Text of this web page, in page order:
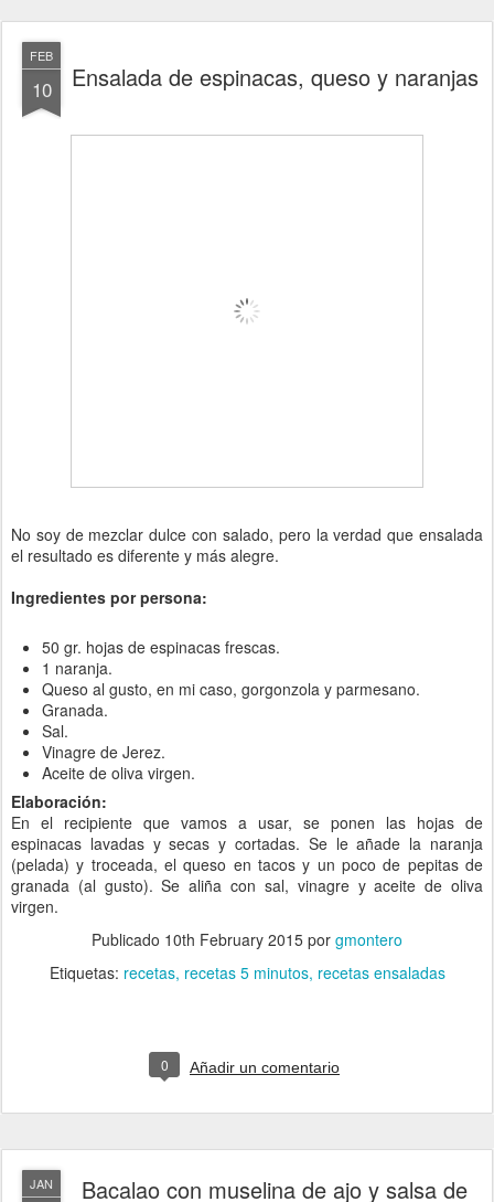
FEB
10 Ensalada de espinacas, queso y naranjas
No soy de mezclar dulce con salado, pero la verdad que ensalada
el resultado es diferente y más alegre.
Ingredientes por persona:
50 gr. hojas de espinacas frescas.
1 naranja.
Queso al gusto, en mi caso, gorgonzola y parmesano.
Granada.
Sal.
Vinagre de Jerez.
Aceite de oliva virgen.
Elaboración:
En el recipiente que vamos a usar, se ponen las hojas de
espinacas lavadas y secas y cortadas. Se le añade la naranja
(pelada) y troceada, el queso en tacos y un poco de pepitas de
granada (al gusto). Se aliña con sal, vinagre y aceite de oliva
virgen.
Publicado 10th February 2015 por gmontero
Etiquetas: recetas recetas 5 minutos recetas ensaladas
0 Añadir un comentario
JAN
Bacalao con muselina de ajo y salsa de